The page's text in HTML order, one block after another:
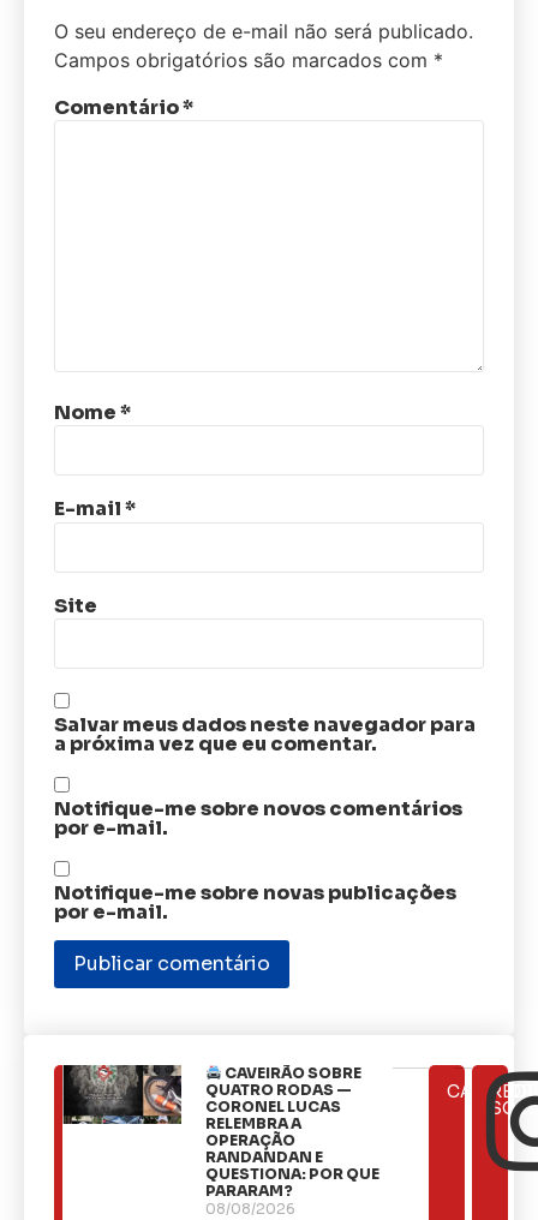
O seu endereço de e-mail não será publicado.
Campos obrigatórios são marcados com *
Comentário*
Nome*
E-mail*
Site
Salvar meus dados neste navegador para
a próxima vez que eu comentar.
Notifique-me sobre novos comentários
por e-mail.
Notifique-me sobre novas publicações
por e-mail.
ÚLTIMAS
NOTÍCIAS
CAVEIRÃO SOBRE
QUATRO RODAS —
CORONEL LUCAS
RELEMBRA A
OPERAÇÃO
RANDANDAN E
QUESTIONA: POR QUE
PARARAM?
08/08/2026